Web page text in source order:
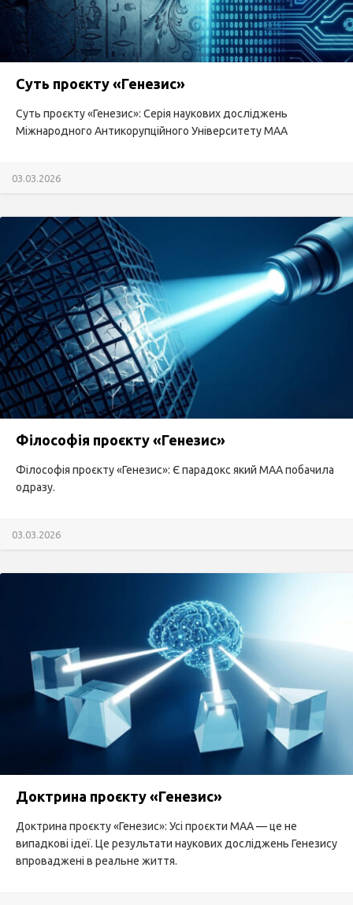
Суть проєкту «Генезис»
Суть проєкту «Генезис»: Серія наукових досліджень
Міжнародного Антикорупційного Університету МАА
03.03.2026
Філософія проєкту «Генезис»
Філософія проєкту «Генезис»: Є парадокс який МАА побачила
одразу.
03.03.2026
Доктрина проєкту «Генезис»
Доктрина проєкту «Генезис»: Усі проєкти МАА — це не
випадкові ідеї. Це результати наукових досліджень Генезису
впроваджені в реальне життя.